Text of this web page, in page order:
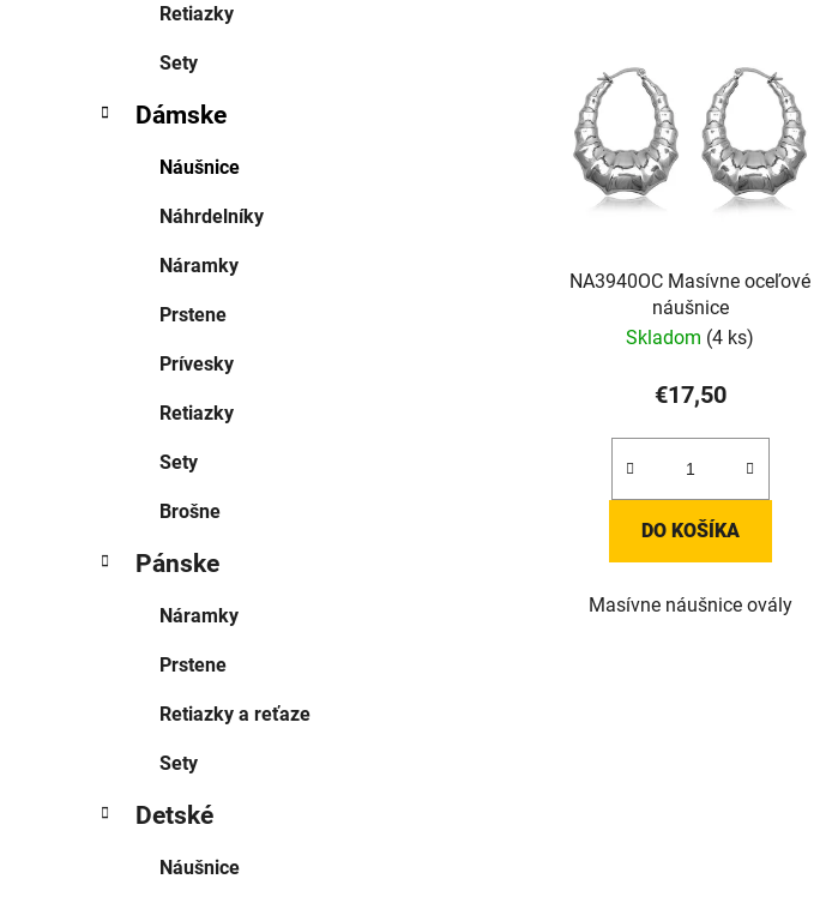
Retiazky
Sety
Dámske
Náušnice
Náhrdelníky
Náramky
Prstene
Prívesky
Retiazky
Sety
Brošne
Pánske
Náramky
Prstene
Retiazky a reťaze
Sety
Detské
Náušnice
NA3940OC Masívne oceľové
náušnice
Skladom (4 ks)
€17,50
DO KOŠÍKA
Masívne náušnice ovály